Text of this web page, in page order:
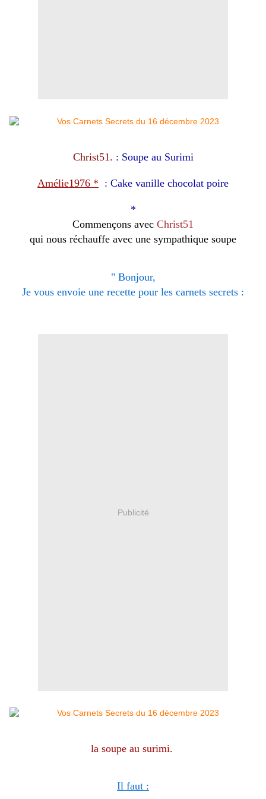
Christ51. : Soupe au Surimi
Amélie1976 * : Cake vanille chocolat poire
*
Commençons avec Christ51
qui nous réchauffe avec une sympathique soupe
" Bonjour,
Je vous envoie une recette pour les carnets secrets :
Publicité
la soupe au surimi.
Il faut :